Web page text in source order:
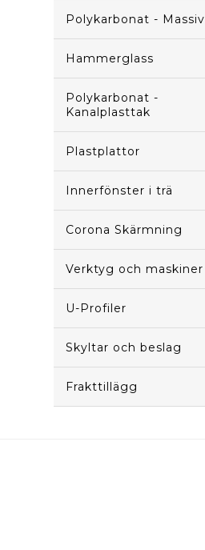
Polykarbonat - Massiv
Hammerglass
Polykarbonat -
Kanalplasttak
Plastplattor
Innerfönster i trä
Corona Skärmning
Verktyg och maskiner
U-Profiler
Skyltar och beslag
Frakttillägg